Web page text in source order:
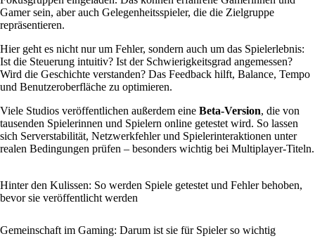
Gamer sein, aber auch Gelegenheitsspieler, die die Zielgruppe
repräsentieren.
Hier geht es nicht nur um Fehler, sondern auch um das Spielerlebnis:
Ist die Steuerung intuitiv? Ist der Schwierigkeitsgrad angemessen?
Wird die Geschichte verstanden? Das Feedback hilft, Balance, Tempo
und Benutzeroberfläche zu optimieren.
Viele Studios veröffentlichen außerdem eine Beta-Version, die von
tausenden Spielerinnen und Spielern online getestet wird. So lassen
sich Serverstabilität, Netzwerkfehler und Spielerinteraktionen unter
realen Bedingungen prüfen – besonders wichtig bei Multiplayer-Titeln.
Hinter den Kulissen: So werden Spiele getestet und Fehler behoben,
bevor sie veröffentlicht werden
Gemeinschaft im Gaming: Darum ist sie für Spieler so wichtig